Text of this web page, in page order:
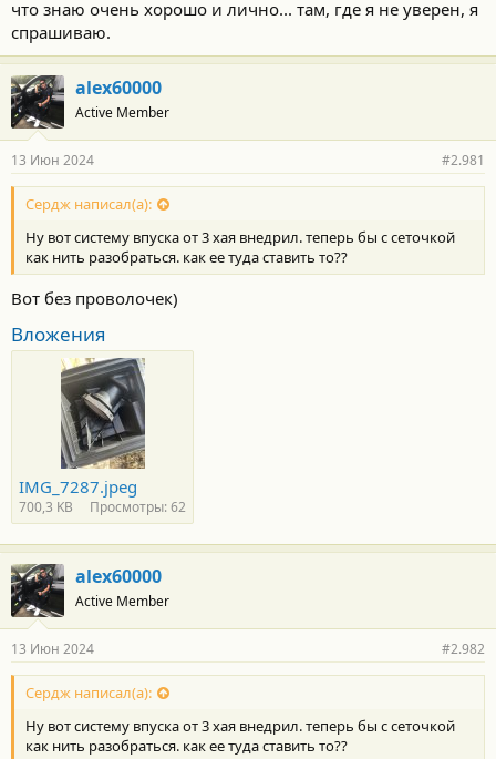
что знаю очень хорошо и лично... там, где я не уверен, я
спрашиваю.
alex60000
Active Member
13 Июн 2024 #2.981
Сердж написал(а):
Ну вот систему впуска от 3 хая внедрил. теперь бы с сеточкой
как нить разобраться. как ее туда ставить то??
Вот без проволочек)
Вложения
IMG_7287.jpeg
700,3 KB Просмотры: 62
alex60000
Active Member
13 Июн 2024 #2.982
Сердж написал(а):
Ну вот систему впуска от 3 хая внедрил. теперь бы с сеточкой
как нить разобраться. как ее туда ставить то??